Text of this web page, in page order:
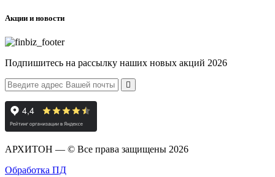
Акции и новости
Подпишитесь на рассылку наших новых акций 2026
АРХИТОН — © Все права защищены 2026
Обработка ПД